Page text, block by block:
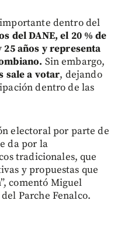
dentro del
del DANE, el 20 % de
años y representa
Sin embargo,
sale a votar, dejando
dentro de las
electoral por parte de
da por la
tradicionales, que
y propuestas que
comentó Miguel
Parche Fenalco.